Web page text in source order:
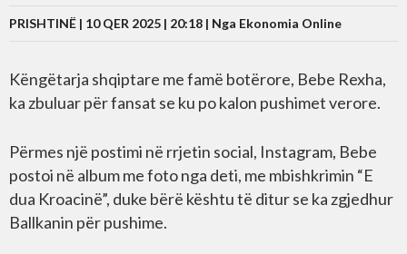
PRISHTINË | 10 QER 2025 | 20:18 | Nga Ekonomia Online
Këngëtarja shqiptare me famë botërore, Bebe Rexha,
ka zbuluar për fansat se ku po kalon pushimet verore.
Përmes një postimi në rrjetin social, Instagram, Bebe
postoi në album me foto nga deti, me mbishkrimin “E
dua Kroacinë”, duke bërë kështu të ditur se ka zgjedhur
Ballkanin për pushime.